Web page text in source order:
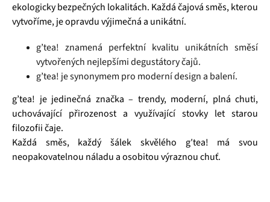
ekologicky bezpečných lokalitách. Každá čajová směs, kterou
vytvoříme, je opravdu výjimečná a unikátní.
g’tea! znamená perfektní kvalitu unikátních směsí
vytvořených nejlepšími degustátory čajů.
g’tea! je synonymem pro moderní design a balení.
g’tea! je jedinečná značka – trendy, moderní, plná chuti,
uchovávající přirozenost a využívající stovky let starou
filozofii čaje.
Každá směs, každý šálek skvělého g′tea! má svou
neopakovatelnou náladu a osobitou výraznou chuť.